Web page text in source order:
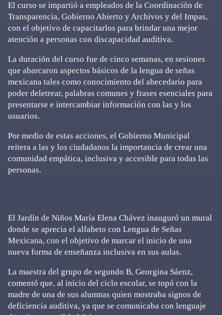
El curso se impartió a empleados de la Coordinación de
Transparencia, Gobierno Abierto y Archivos y del Impas,
con el objetivo de capacitarlos para brindar una mejor
atención a personas con discapacidad auditiva.
La duración del curso fue de cinco semanas, en sesiones
que abarcaron aspectos básicos de la lengua de señas
mexicana tales como conocimiento del abecedario para
poder deletrear, palabras comunes y frases esenciales para
presentarse e intercambiar información con las y los
usuarios.
Por medio de estas acciones, el Gobierno Municipal
reitera a las y los ciudadanos la importancia de crear una
comunidad empática, inclusiva y accesible para todas las
personas.
El Jardín de Niños María Elena Chávez inauguró un mural
donde se aprecia el alfabeto con Lengua de Señas
Mexicana, con el objetivo de marcar el inicio de una
nueva forma de enseñanza inclusiva en sus aulas.
La maestra del grupo de segundo B, Georgina Sáenz,
comentó que, al inicio del ciclo escolar, se topó con la
madre de una de sus alumnas quien mostraba signos de
deficiencia auditiva, ya que se comunicaba con lenguaje